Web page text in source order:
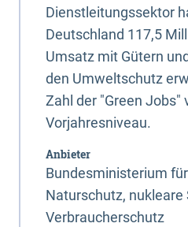
Dienstleitungssektor
Deutschland 117,5
Umsatz mit Gütern
den Umweltschutz
Zahl der "Green Jobs"
Vorjahresniveau.
Anbieter
Bundesministerium
Naturschutz, nukleare
Verbraucherschutz